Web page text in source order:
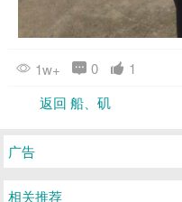
1w+ 0
1
返回 船、矶
广告
相关推荐